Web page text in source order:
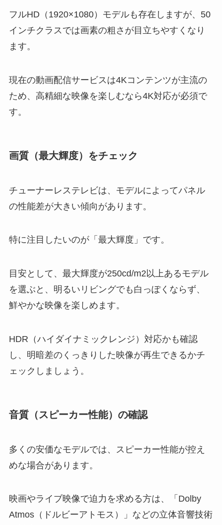
フルHD（1920×1080）モデルも存在しますが、50
インチクラスでは画素の粗さが目立ちやすくなり
ます。
現在の動画配信サービスは4Kコンテンツが主流の
ため、高精細な映像を楽しむなら4K対応が必須で
す。
画質（最大輝度）をチェック
チューナーレステレビは、モデルによってパネル
の性能差が大きい傾向があります。
特に注目したいのが「最大輝度」です。
目安として、最大輝度が250cd/m2以上あるモデル
を選ぶと、明るいリビングでも白っぽくならず、
鮮やかな映像を楽しめます。
HDR（ハイダイナミックレンジ）対応かも確認
し、明暗差のくっきりした映像が再生できるかチ
ェックしましょう。
音質（スピーカー性能）の確認
多くの安価なモデルでは、スピーカー性能が控え
めな場合があります。
映画やライブ映像で迫力を求める方は、「Dolby
Atmos（ドルビーアトモス）」などの立体音響技術